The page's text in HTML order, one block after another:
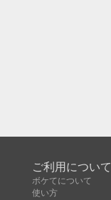
ご利用について
ボケてについて
使い方